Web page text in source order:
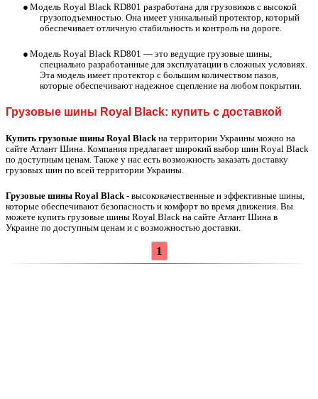
● Модель Royal Black RD801 разработана для грузовиков с высокой
грузоподъемностью. Она имеет уникальный протектор, который
обеспечивает отличную стабильность и контроль на дороге.
● Модель Royal Black RD801 — это ведущие грузовые шины,
специально разработанные для эксплуатации в сложных условиях.
Эта модель имеет протектор с большим количеством пазов,
которые обеспечивают надежное сцепление на любом покрытии.
Грузовые шины Royal Black: купить с доставкой
Купить грузовые шины Royal Black на территории Украины можно на
сайте Атлант Шина. Компания предлагает широкий выбор шин Royal Black
по доступным ценам. Также у нас есть возможность заказать доставку
грузовых шин по всей территории Украины.
Грузовые шины Royal Black - высококачественные и эффективные шины,
которые обеспечивают безопасность и комфорт во время движения. Вы
можете купить грузовые шины Royal Black на сайте Атлант Шина в
Украине по доступным ценам и с возможностью доставки.
1